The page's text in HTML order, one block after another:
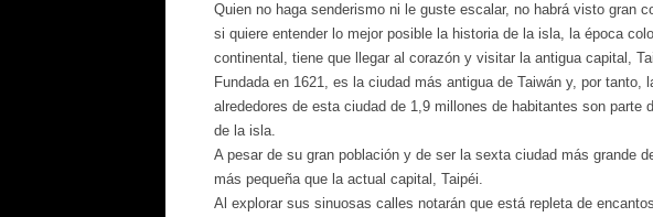
Quien no haga senderismo ni le guste escalar, no habrá visto gran
si quiere entender lo mejor posible la historia de la isla, la época
continental, tiene que llegar al corazón y visitar la antigua capital,
Fundada en 1621, es la ciudad más antigua de Taiwán y, por tanto,
alrededores de esta ciudad de 1,9 millones de habitantes son parte
de la isla.
A pesar de su gran población y de ser la sexta ciudad más grande
más pequeña que la actual capital, Taipéi.
Al explorar sus sinuosas calles notarán que está repleta de